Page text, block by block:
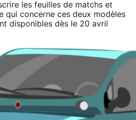
les feuilles de matchs et
qui concerne ces deux modèles
disponibles dès le 20 avril